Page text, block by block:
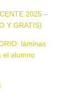
2025 –
Y GRATIS)
láminas
el alumno